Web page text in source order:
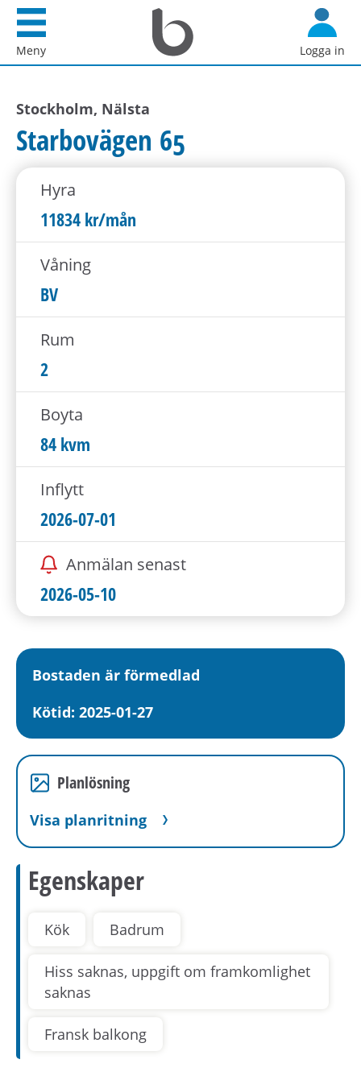
d
t
n
t
Meny
Startsida
Bostadsförmedlingen
i
Logga in
Stockholm, Nälsta
Starbovägen 65
Hyra
11834 kr/mån
Våning
BV
Rum
2
Boyta
84 kvm
Inflytt
2026-07-01
Anmälan senast
2026-05-10
Bostaden är förmedlad
Kötid: 2025-01-27
Planlösning
Visa planritning
Egenskaper
Kök Badrum
Hiss saknas, uppgift om framkomlighet
saknas
Fransk balkong